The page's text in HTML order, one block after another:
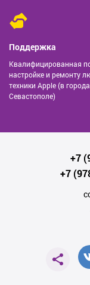
Поддержка
Квалифицированная
настройке и ремонту
техники Apple (в
Севастополе)
+7
+7